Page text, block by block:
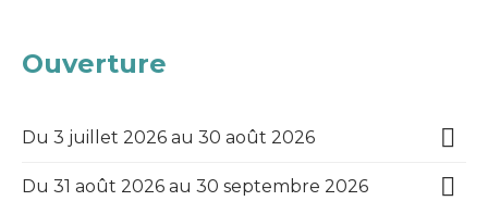
Ouverture
Du 3 juillet 2026 au 30 août 2026
Du 31 août 2026 au 30 septembre 2026